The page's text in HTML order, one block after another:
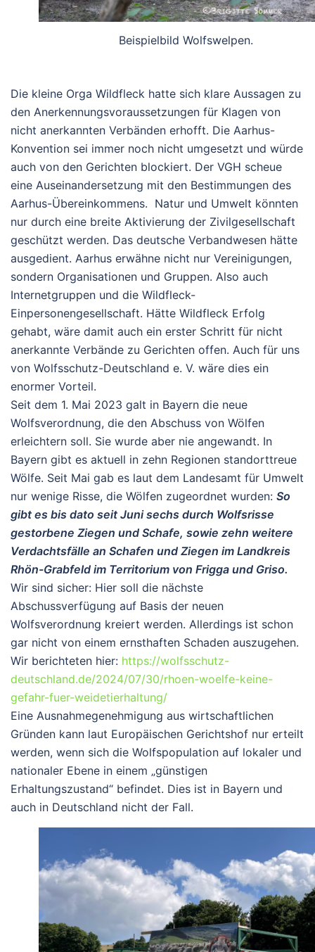
Beispielbild Wolfswelpen.
Die kleine Orga Wildfleck hatte sich klare Aussagen zu
den Anerkennungsvoraussetzungen für Klagen von
nicht anerkannten Verbänden erhofft. Die Aarhus-
Konvention sei immer noch nicht umgesetzt und würde
auch von den Gerichten blockiert. Der VGH scheue
eine Auseinandersetzung mit den Bestimmungen des
Aarhus-Übereinkommens. Natur und Umwelt könnten
nur durch eine breite Aktivierung der Zivilgesellschaft
geschützt werden. Das deutsche Verbandwesen hätte
ausgedient. Aarhus erwähne nicht nur Vereinigungen,
sondern Organisationen und Gruppen. Also auch
Internetgruppen und die Wildfleck-
Einpersonengesellschaft. Hätte Wildfleck Erfolg
gehabt, wäre damit auch ein erster Schritt für nicht
anerkannte Verbände zu Gerichten offen. Auch für uns
von Wolfsschutz-Deutschland e. V. wäre dies ein
enormer Vorteil.
Seit dem 1. Mai 2023 galt in Bayern die neue
Wolfsverordnung, die den Abschuss von Wölfen
erleichtern soll. Sie wurde aber nie angewandt. In
Bayern gibt es aktuell in zehn Regionen standorttreue
Wölfe. Seit Mai gab es laut dem Landesamt für Umwelt
nur wenige Risse, die Wölfen zugeordnet wurden: So
gibt es bis dato seit Juni sechs durch Wolfsrisse
gestorbene Ziegen und Schafe, sowie zehn weitere
Verdachtsfälle an Schafen und Ziegen im Landkreis
Rhön-Grabfeld im Territorium von Frigga und Griso.
Wir sind sicher: Hier soll die nächste
Abschussverfügung auf Basis der neuen
Wolfsverordnung kreiert werden. Allerdings ist schon
gar nicht von einem ernsthaften Schaden auszugehen.
Wir berichteten hier: https://wolfsschutz-
deutschland.de/2024/07/30/rhoen-woelfe-keine-
gefahr-fuer-weidetierhaltung/
Eine Ausnahmegenehmigung aus wirtschaftlichen
Gründen kann laut Europäischen Gerichtshof nur erteilt
werden, wenn sich die Wolfspopulation auf lokaler und
nationaler Ebene in einem „günstigen
Erhaltungszustand“ befindet. Dies ist in Bayern und
auch in Deutschland nicht der Fall.